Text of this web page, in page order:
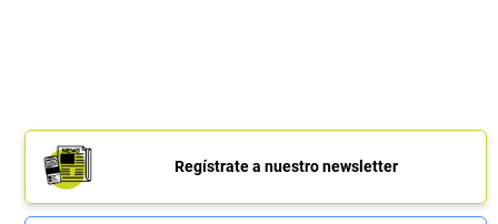
Regístrate a nuestro newsletter